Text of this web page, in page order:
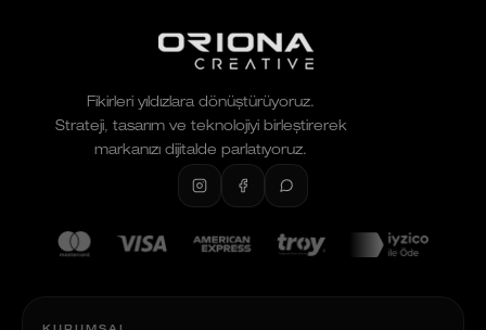
Fikirleri yıldızlara dönüştürüyoruz.
Strateji, tasarım ve teknolojiyi birleştirerek
markanızı dijitalde parlatıyoruz.